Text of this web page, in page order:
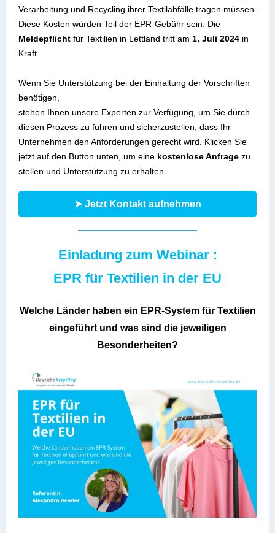
Verarbeitung und Recycling ihrer Textilabfälle tragen müssen.
Diese Kosten würden Teil der EPR-Gebühr sein. Die
Meldepflicht für Textilien in Lettland tritt am 1. Juli 2024 in
Kraft.
Wenn Sie Unterstützung bei der Einhaltung der Vorschriften
benötigen,
stehen Ihnen unsere Experten zur Verfügung, um Sie durch
diesen Prozess zu führen und sicherzustellen, dass Ihr
Unternehmen den Anforderungen gerecht wird. Klicken Sie
jetzt auf den Button unten, um eine kostenlose Anfrage zu
stellen und Unterstützung zu erhalten.
➤ Jetzt Kontakt aufnehmen
Einladung zum Webinar :
EPR für Textilien in der EU
Welche Länder haben ein EPR-System für Textilien
eingeführt und was sind die jeweiligen
Besonderheiten?